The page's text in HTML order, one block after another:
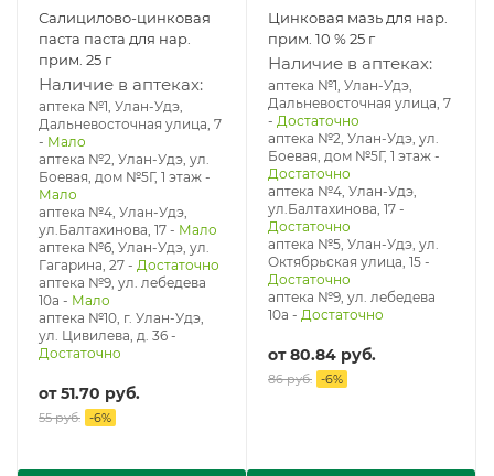
Салицилово-цинковая
паста паста для нар.
прим. 25 г
Наличие в аптеках:
аптека №1, Улан-Удэ,
Дальневосточная улица, 7
- Мало
аптека №2, Улан-Удэ, ул.
Боевая, дом №5Г, 1 этаж -
Мало
аптека №4, Улан-Удэ,
ул.Балтахинова, 17 - Мало
аптека №6, Улан-Удэ, ул.
Гагарина, 27 - Достаточно
аптека №9, ул. лебедева
10а - Мало
аптека №10, г. Улан-Удэ,
ул. Цивилева, д. 36 -
Достаточно
от51.70 руб.
55 руб. -6%
Цинковая мазь для нар.
прим. 10 % 25 г
Наличие в аптеках:
аптека №1, Улан-Удэ,
Дальневосточная улица, 7
- Достаточно
аптека №2, Улан-Удэ, ул.
Боевая, дом №5Г, 1 этаж -
Достаточно
аптека №4, Улан-Удэ,
ул.Балтахинова, 17 -
Достаточно
аптека №5, Улан-Удэ, ул. ​
Октябрьская улица, 15 -
Достаточно
аптека №9, ул. лебедева
10а - Достаточно
от80.84 руб.
86 руб. -6%